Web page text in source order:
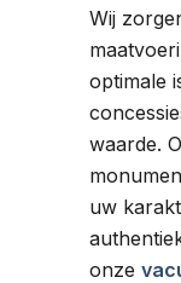
Wij
optimale
waarde.
uw
onze